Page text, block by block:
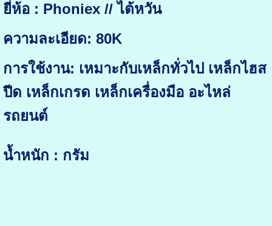
ยี่ห้อ : Phoniex // ไต้หวัน
ความละเอียด: 80K
การใช้งาน: เหมาะกับเหล็กทั่วไป เหล็กไฮส
ปีด เหล็กเกรด เหล็กเครื่องมือ อะไหล่
รถยนต์
น้ำหนัก : กรัม